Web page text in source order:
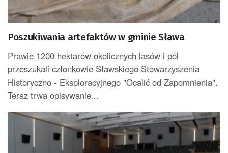
Poszukiwania artefaktów w gminie Sława
Prawie 1200 hektarów okolicznych lasów i pól
przeszukali członkowie Sławskiego Stowarzyszenia
Historyczno - Eksploracyjnego "Ocalić od Zapomnienia".
Teraz trwa opisywanie...